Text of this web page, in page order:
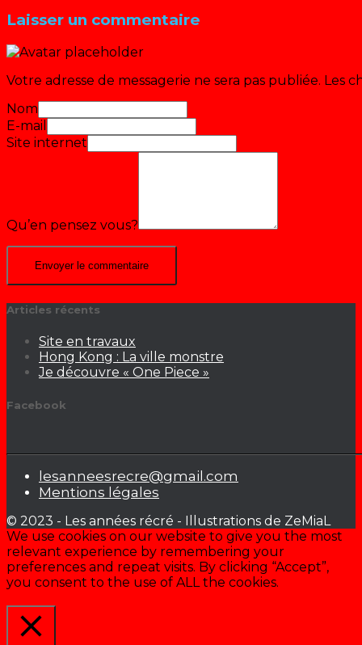
Laisser un commentaire
Votre adresse de messagerie ne sera pas publiée. Les
Nom
E-mail
Site internet
Qu’en pensez vous?
Articles récents
Site en travaux
Hong Kong : La ville monstre
Je découvre « One Piece »
Facebook
lesanneesrecre@gmail.com
Mentions légales
© 2023 - Les années récré - Illustrations de ZeMiaL
We use cookies on our website to give you the most
relevant experience by remembering your
preferences and repeat visits. By clicking “Accept”,
you consent to the use of ALL the cookies.